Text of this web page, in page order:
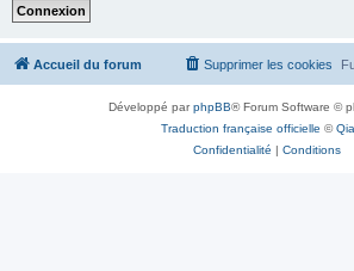
Accueil du forum Supprimer les cookies
Développé parphpBB® Forum Software ©
Traduction française officielle ©
Confidentialité | Conditions